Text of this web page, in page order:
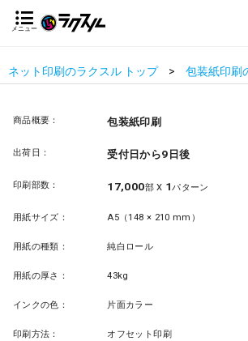
メニュー
ネット印刷のラクスル トップ 包装紙印刷
商品概要： 包装紙印刷
出荷日： 受付日から9日後
印刷部数： 17,000部 X 1パターン
用紙サイズ： A5（148 × 210 mm）
用紙の種類： 純白ロール
用紙の厚さ： 43kg
インクの色： 片面カラー
印刷方法： オフセット印刷